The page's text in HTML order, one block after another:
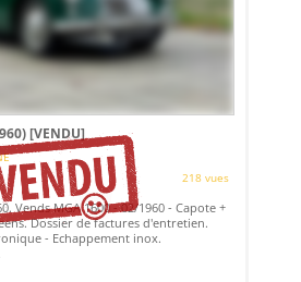
[VENDU]
218 vues
Vends MGA 1600 - 02/1960 - Capote +
Dossier de factures d'entretien.
- Echappement inox.